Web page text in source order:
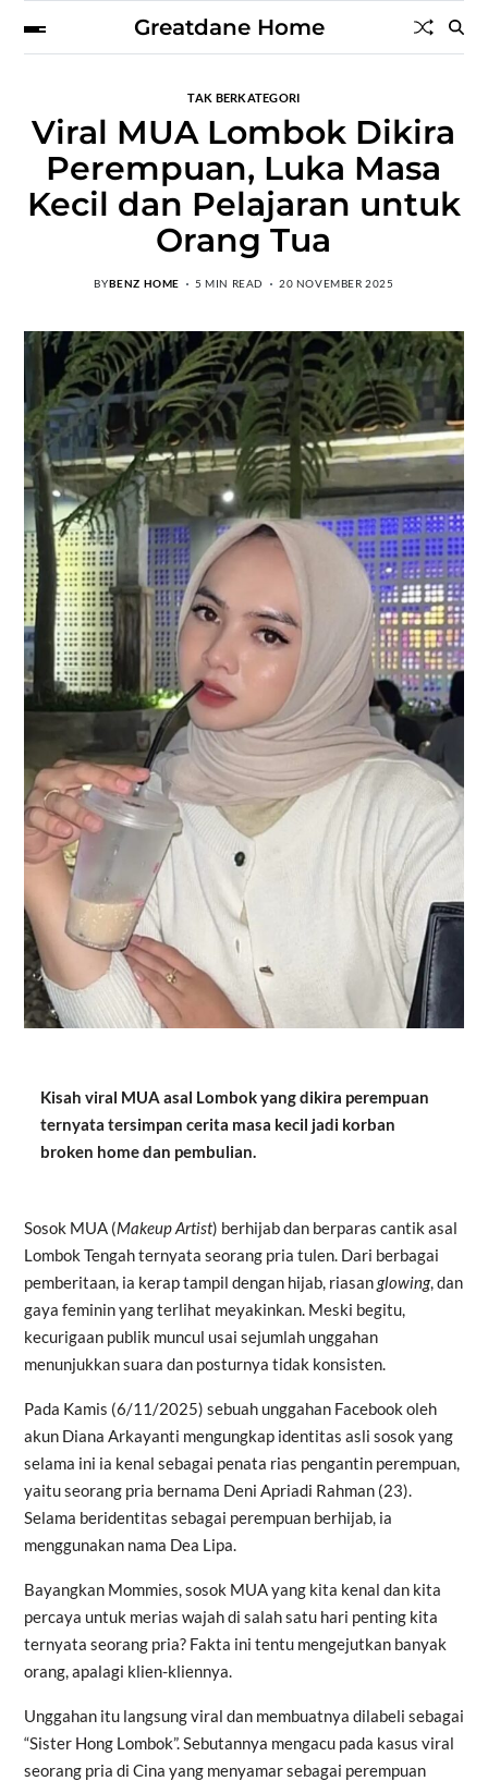
Greatdane Home
TAK BERKATEGORI
Viral MUA Lombok Dikira
Perempuan, Luka Masa
Kecil dan Pelajaran untuk
Orang Tua
BYBENZ HOME 5 MIN READ 20 NOVEMBER 2025
Kisah viral MUA asal Lombok yang dikira perempuan
ternyata tersimpan cerita masa kecil jadi korban
broken home dan pembulian.
Sosok MUA (Makeup Artist) berhijab dan berparas cantik asal
Lombok Tengah ternyata seorang pria tulen. Dari berbagai
pemberitaan, ia kerap tampil dengan hijab, riasanglowing, dan
gaya feminin yang terlihat meyakinkan. Meski begitu,
kecurigaan publik muncul usai sejumlah unggahan
menunjukkan suara dan posturnya tidak konsisten.
Pada Kamis (6/11/2025) sebuah unggahan Facebook oleh
akun Diana Arkayanti mengungkap identitas asli sosok yang
selama ini ia kenal sebagai penata rias pengantin perempuan,
yaitu seorang pria bernama Deni Apriadi Rahman (23).
Selama beridentitas sebagai perempuan berhijab, ia
menggunakan nama Dea Lipa.
Bayangkan Mommies, sosok MUA yang kita kenal dan kita
percaya untuk merias wajah di salah satu hari penting kita
ternyata seorang pria? Fakta ini tentu mengejutkan banyak
orang, apalagi klien-kliennya.
Unggahan itu langsung viral dan membuatnya dilabeli sebagai
“Sister Hong Lombok”. Sebutannya mengacu pada kasus viral
seorang pria di Cina yang menyamar sebagai perempuan